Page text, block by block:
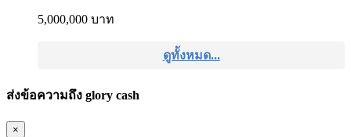
5,000,000 บาท
ดูทั้งหมด...
ส่งข้อความถึง glory cash
×